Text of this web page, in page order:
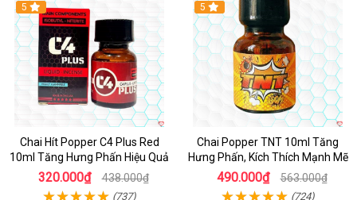
5
Chai Hít Popper C4 Plus Red
10ml Tăng Hưng Phấn Hiệu Quả
320.000₫ 438.000₫
(737)
5
Chai Popper TNT 10ml Tăng
Hưng Phấn, Kích Thích Mạnh Mẽ
490.000₫ 563.000₫
(724)